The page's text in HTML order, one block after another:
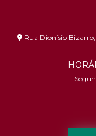
Rua Dionísio